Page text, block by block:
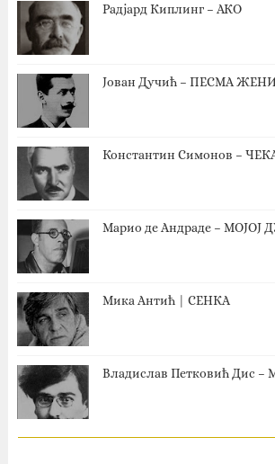
Радјард Киплинг – АКО
Јован Дучић – ПЕСМА
Константин Симонов –
Марио де Андраде –
Мика Антић | СЕНКА
Владислав Петковић Дис